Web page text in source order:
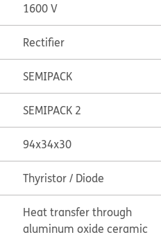
1600 V
Rectifier
SEMIPACK
SEMIPACK 2
94x34x30
Thyristor / Diode
Heat transfer through
aluminum oxide ceramic